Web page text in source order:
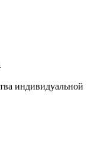
индивидуальной